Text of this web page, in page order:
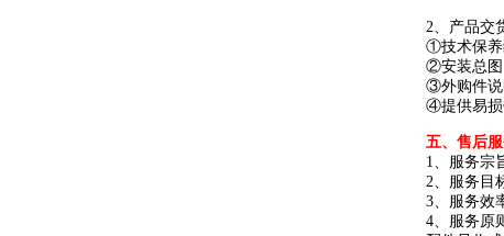
2、产品交
①技术保养
②安装总图
③外购件说
④提供易损
五、售后
1、服务宗
2、服务目
3、服务效
4、服务原